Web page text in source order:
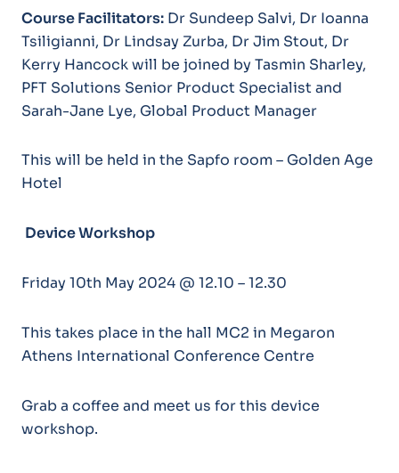
Course Facilitators:Dr Sundeep Salvi, Dr Ioanna
Tsiligianni, Dr Lindsay Zurba, Dr Jim Stout, Dr
Kerry Hancock will be joined by Tasmin Sharley,
PFT Solutions Senior Product Specialist and
Sarah-Jane Lye, Global Product Manager
This will be held in the Sapfo room – Golden Age
Hotel
Device Workshop
Friday 10th May 2024 @ 12.10 – 12.30
This takes place in the hall MC2 in Megaron
Athens International Conference Centre
Grab a coffee and meet us for this device
workshop.